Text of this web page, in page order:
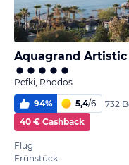
Pefki, Rhodos
94% 5,4/6
732
40 € Cashback
Flug
Frühstück